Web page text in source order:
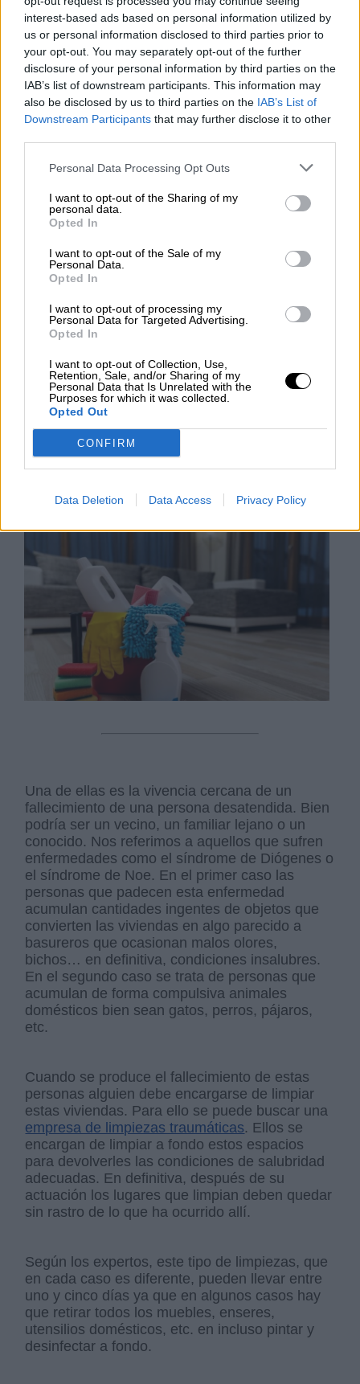
interest-based ads based on personal information utilized by
us or personal information disclosed to third parties prior to
your opt-out. You may separately opt-out of the further
disclosure of your personal information by third parties on the
IAB’s list of downstream participants. This information may
also be disclosed by us to third parties on the IAB’s List of
Downstream Participants that may further disclose it to other
Personal Data Processing Opt Outs
I want to opt-out of the Sharing of my
personal data.
Opted In
I want to opt-out of the Sale of my
Personal Data.
Opted In
I want to opt-out of processing my
Personal Data for Targeted Advertising.
Opted In
I want to opt-out of Collection, Use,
Retention, Sale, and/or Sharing of my
Personal Data that Is Unrelated with the
Purposes for which it was collected.
Opted Out
CONFIRM
Data Deletion Data Access Privacy Policy
Clara Campoamor: Mi sueño,
mi pesadilla
María Pérez Herrero
NOTICIAS MAS VISTAS
Cuando ocurre una muerte
desatendida en un domicilio ¿quién
se ocupa de desinfectar y limpiar?
Hay situaciones extraordinarias a las que nunca
imaginamos que tendríamos que hacer frente, sin
embargo, ocurren y cuando pasan debemos saber
que hay profesionales y empresas que pueden
encargarse de todo esto.
AUTOR LA HORA DIGITAL
Mas artículos del mismo autor/a
Una de ellas es la vivencia cercana de un
fallecimiento de una persona desatendida. Bien
podría ser un vecino, un familiar lejano o un
conocido. Nos referimos a aquellos que sufren
enfermedades como el síndrome de Diógenes o
el síndrome de Noe. En el primer caso las
personas que padecen esta enfermedad
acumulan cantidades ingentes de objetos que
convierten las viviendas en algo parecido a
basureros que ocasionan malos olores,
bichos… en definitiva, condiciones insalubres.
En el segundo caso se trata de personas que
acumulan de forma compulsiva animales
domésticos bien sean gatos, perros, pájaros,
etc.
Cuando se produce el fallecimiento de estas
personas alguien debe encargarse de limpiar
estas viviendas. Para ello se puede buscar una
empresa de limpiezas traumáticas. Ellos se
encargan de limpiar a fondo estos espacios
para devolverles las condiciones de salubridad
adecuadas. En definitiva, después de su
actuación los lugares que limpian deben quedar
sin rastro de lo que ha ocurrido allí.
Según los expertos, este tipo de limpiezas, que
en cada caso es diferente, pueden llevar entre
uno y cinco días ya que en algunos casos hay
que retirar todos los muebles, enseres,
utensilios domésticos, etc. en incluso pintar y
desinfectar a fondo.